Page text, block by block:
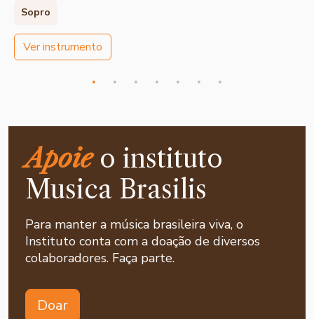
Sopro
Ver instrumento
Apoieo instituto
Musica Brasilis
Para manter a música brasileira viva, o
Instituto conta com a doação de diversos
colaboradores. Faça parte.
Doar